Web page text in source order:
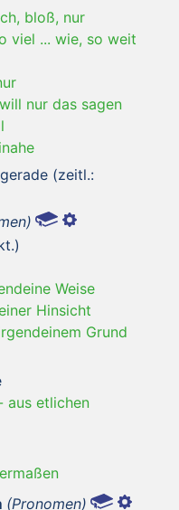
bloß, nur
viel ... wie, so weit
nur das sagen
(zeitl.:
Weise
Hinsicht
Grund
aus etlichen
(Pronomen)